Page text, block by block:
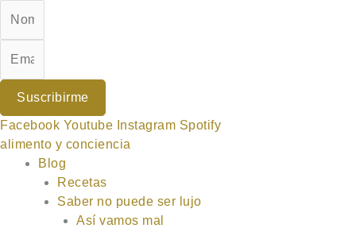
Suscribirme
Facebook Youtube Instagram Spotify
alimento y conciencia
Blog
Recetas
Saber no puede ser lujo
Así vamos mal